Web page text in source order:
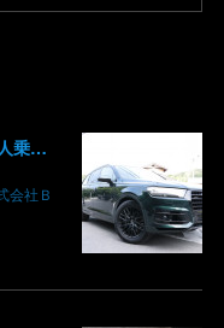
Audi アウディ Q7 販売 掲載 7人乗り リアモニター サンルーフ 車検整備2年付き 群馬 高崎
会社Ｂ